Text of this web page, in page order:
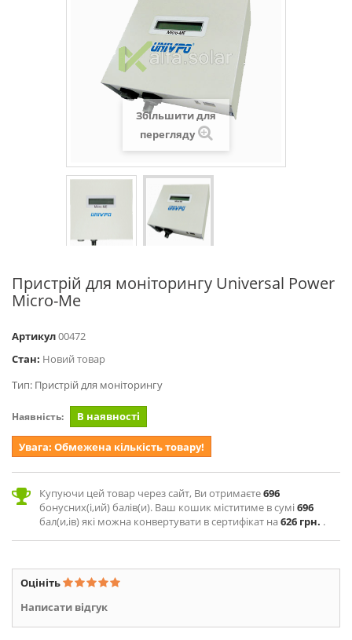
Збільшити для
перегляду
Пристрій для моніторингу Universal Power
Micro-Me
Артикул00472
Стан: Новий товар
Тип: Пристрій для моніторингу
Наявність: В наявності
Увага: Обмежена кількість товару!
Купуючи цей товар через сайт, Ви отримаєте696
бонусних(і,ий) балів(и). Ваш кошик міститиме в сумі696
бал(и,ів) які можна конвертувати в сертифікат на626 грн. .
Оцініть
Написати відгук